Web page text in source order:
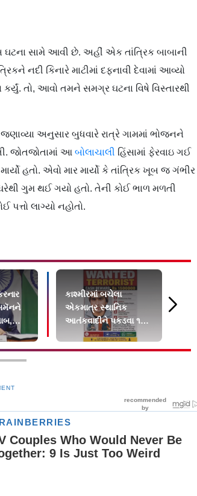
ઘટના સામે આવી છે. અહીં એક તાંત્રિક બાબાની
નદી કિનારે માટીમાં દફનાવી દેવામાં આવ્યો
તો, આવો તમને સમગ્ર ઘટના વિષે વિસ્તારથી
અનુસાર બુધવારે રાત્રે ગામમાં ભોજનને
જોતજોતામાં આ બોલાચાલી હિંસામાં ફેરવાઇ ગઈ
હતો. એવો માર માર્યો કે તાંત્રિક ખૂબ જ ગંભીર
ગુમ થઈ ગયો હતો. તેની કોઈ ભાળ મળતી
લાગ્યો નહોતો.
કાશ્મીરમાં બચેલા
એકમાત્ર સ્થાનિક
આતંકવાદીને પકડવા ૧૫
લાખનું ઇનામ